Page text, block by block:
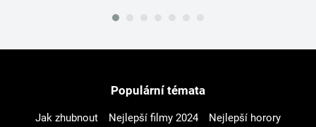
Populární témata
Jak zhubnout Nejlepší filmy 2024
Nejlepší horory